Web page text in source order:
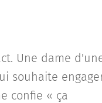
Une dame
souhaite
confie « ça